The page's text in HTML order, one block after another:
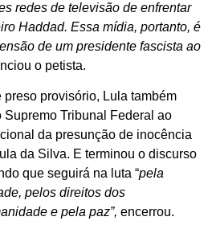
redes de televisão de enfrentar
Haddad. Essa mídia, portanto, é
de um presidente fascista ao
o petista.
provisório, Lula também
Supremo Tribunal Federal ao
da presunção de inocência
da Silva. E terminou o discurso
que seguirá na luta “pela
pelos direitos dos
e pela paz”, encerrou.